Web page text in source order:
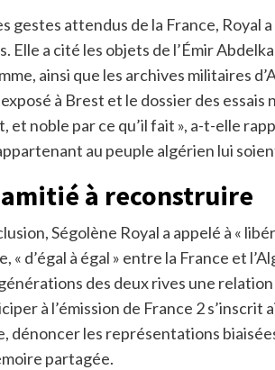
gestes attendus de la France, Royal
Elle a cité les objets de l’Émir
ainsi que les archives militaires
à Brest et le dossier des essais
et noble par ce qu’il fait », a-t-elle
au peuple algérien lui
à reconstruire
Ségolène Royal a appelé à «
« d’égal à égal » entre la France et
des deux rives une
à l’émission de France 2
dénoncer les représentations
partagée.